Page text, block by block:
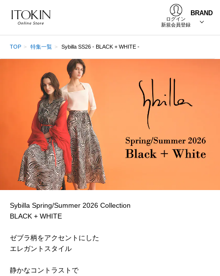
ログイン
新規会員登録
BRAND
TOP 特集一覧 Sybilla SS26 - BLACK + WHITE -
Sybilla Spring/Summer 2026 Collection
BLACK + WHITE
ゼブラ柄をアクセントにした
エレガントスタイル
静かなコントラストで